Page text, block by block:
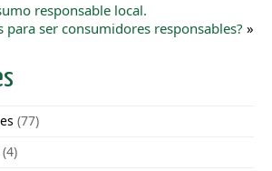
responsable local.
para ser consumidores responsables? »
(77)
(4)